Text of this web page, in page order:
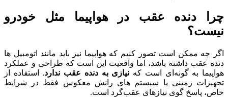
چرا دنده عقب در هواپیما مثل خودرو
نیست؟
اگر چه ممکن است تصور کنیم که هواپیما نیز باید مانند اتومبیل‌ ها
دنده عقب داشته باشد، اما واقعیت این است که طراحی و عملکرد
هواپیما به گونه‌ای است که نیازی به دنده عقب ندارد. استفاده از
تجهیزات زمینی یا سیستم‌ های رانش معکوس فقط در شرایط
خاص، پاسخ‌ گوی نیازهای عقب‌گرد است.